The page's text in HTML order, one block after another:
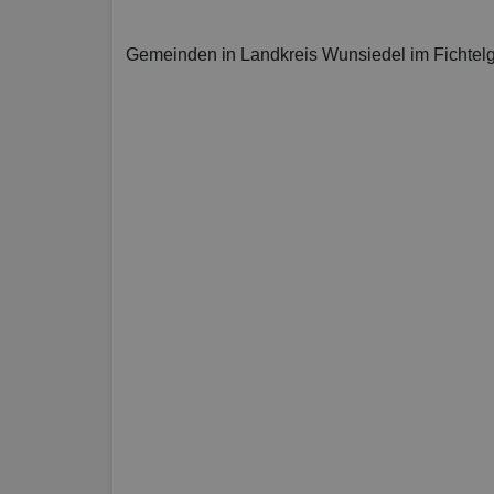
Gemeinden in Landkreis Wunsiedel im